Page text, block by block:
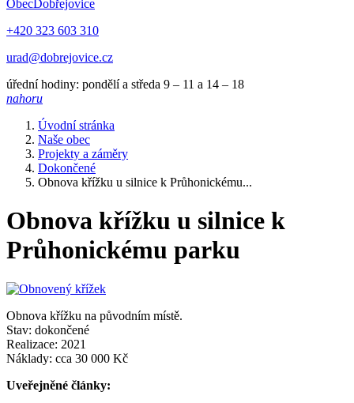
ObecDobřejovice
+420 323 603 310
urad@dobrejovice.cz
úřední hodiny: pondělí a středa 9 – 11 a 14 – 18
nahoru
Úvodní stránka
Naše obec
Projekty a záměry
Dokončené
Obnova křížku u silnice k Průhonickému...
Obnova křížku u silnice k
Průhonickému parku
Obnova křížku na původním místě.
Stav: dokončené
Realizace: 2021
Náklady: cca 30 000 Kč
Uveřejněné články: